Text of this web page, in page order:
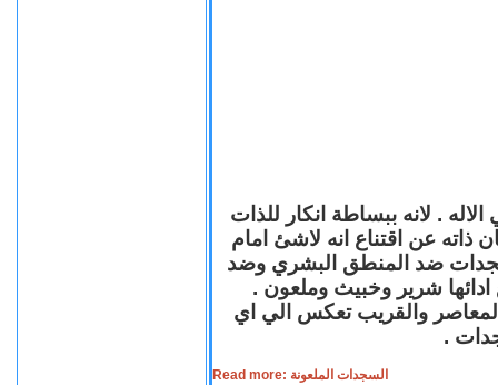
. لانه ببساطة انكار للذات
ذاته عن اقتناع انه لاشئ امام
ضد المنطق البشري وضد
ادائها شرير وخبيث وملعون .
المعاصر والقريب تعكس الي اي
.
Read more: السجدات الملعونة